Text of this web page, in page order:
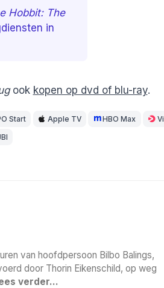
Hobbit: The
in
ook kopen op dvd of blu-ray.
Start Apple TV HBO Max
van hoofdpersoon Bilbo Balings,
door Thorin Eikenschild, op weg
verder…